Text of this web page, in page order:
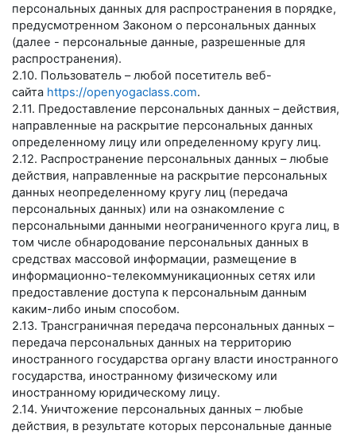
персональных данных для распространения в порядке,
предусмотренном Законом о персональных данных
(далее - персональные данные, разрешенные для
распространения).
2.10. Пользователь – любой посетитель веб-
сайта https://openyogaclass.com.
2.11. Предоставление персональных данных – действия,
направленные на раскрытие персональных данных
определенному лицу или определенному кругу лиц.
2.12. Распространение персональных данных – любые
действия, направленные на раскрытие персональных
данных неопределенному кругу лиц (передача
персональных данных) или на ознакомление с
персональными данными неограниченного круга лиц, в
том числе обнародование персональных данных в
средствах массовой информации, размещение в
информационно-телекоммуникационных сетях или
предоставление доступа к персональным данным
каким-либо иным способом.
2.13. Трансграничная передача персональных данных –
передача персональных данных на территорию
иностранного государства органу власти иностранного
государства, иностранному физическому или
иностранному юридическому лицу.
2.14. Уничтожение персональных данных – любые
действия, в результате которых персональные данные